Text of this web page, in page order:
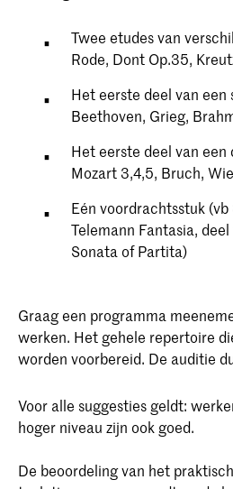
Twee etudes van
Rode, Dont Op.35,
Het eerste deel van een
Beethoven, Grieg,
Het eerste deel van
Mozart 3,4,5, Bruch,
Eén voordrachtsstuk (vb
Telemann Fantasia,
Sonata of Partita)
Graag een programma
werken. Het gehele repertoire
worden voorbereid. De auditie
Voor alle suggesties geldt:
hoger niveau zijn ook goed.
De beoordeling van het